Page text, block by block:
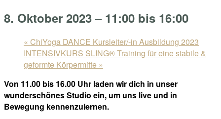
8. Oktober 2023 – 11:00 bis 16:00
« ChiYoga DANCE Kursleiter/-in Ausbildung 2023
INTENSIVKURS SLING® Training für eine stabile &
geformte Körpermitte »
Von 11.00 bis 16.00 Uhr laden wir dich in unser
wunderschönes Studio ein, um uns live und in
Bewegung kennenzulernen.